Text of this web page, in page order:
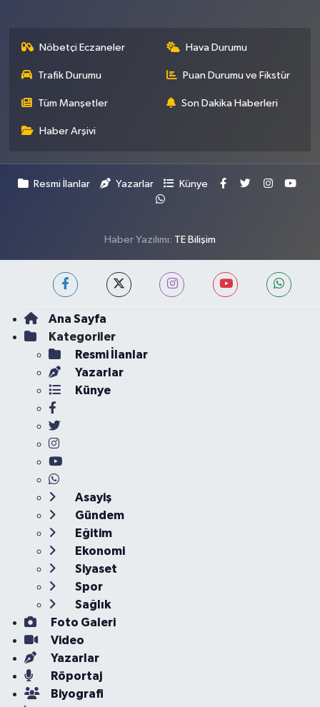
Nöbetçi Eczaneler Hava Durumu
Trafik Durumu Puan Durumu ve Fikstür
Tüm Manşetler Son Dakika Haberleri
Haber Arşivi
Resmi İlanlar Yazarlar Künye
Haber Yazılımı: TE Bilişim
Ana Sayfa
Kategoriler
Resmi İlanlar
Yazarlar
Künye
Asayiş
Gündem
Eğitim
Ekonomi
Siyaset
Spor
Sağlık
Foto Galeri
Video
Yazarlar
Röportaj
Biyografi